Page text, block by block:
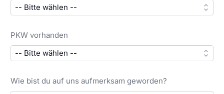
PKW vorhanden
Wie bist du auf uns aufmerksam geworden?